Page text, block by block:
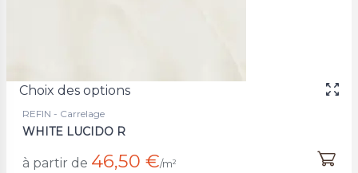
Choix des options
REFIN - Carrelage
WHITE LUCIDO R
à partir de 46,50 €/m²